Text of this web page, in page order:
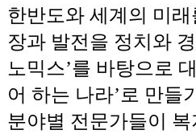
한반도와세계의 미
장과 발전을 정치와
노믹스’를 바탕으로
어 하는 나라’로 만들
분야별 전문가들이